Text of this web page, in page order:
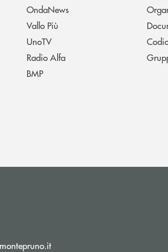
OndaNews
Vallo Più
UnoTV
Radio Alfa
BMP
(si apre l’app di posta